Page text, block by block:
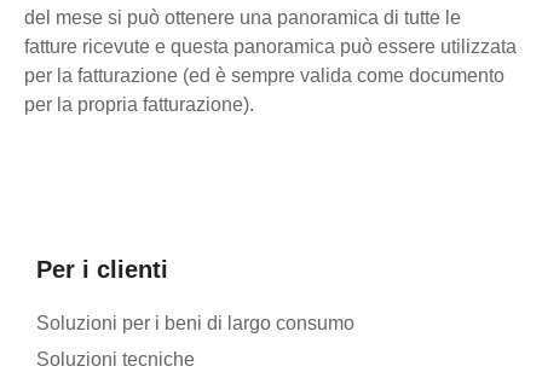
del mese si può ottenere una panoramica di tutte le
fatture ricevute e questa panoramica può essere utilizzata
per la fatturazione (ed è sempre valida come documento
per la propria fatturazione).
Per i clienti
Soluzioni per i beni di largo consumo
Soluzioni tecniche